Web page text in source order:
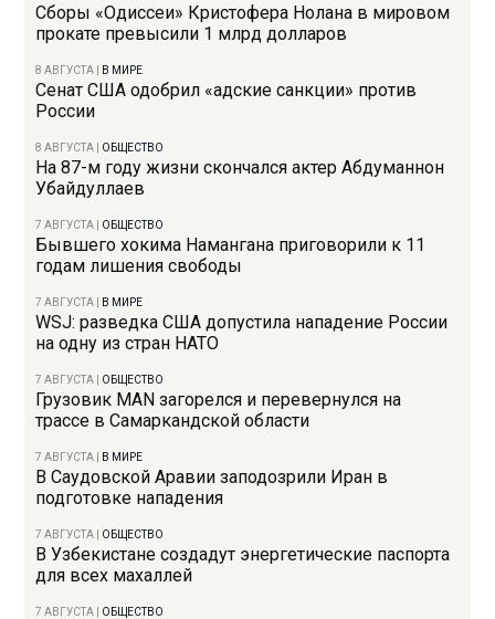
Сборы «Одиссеи» Кристофера Нолана в мировом
прокате превысили 1 млрд долларов
8 АВГУСТА В МИРЕ
Сенат США одобрил «адские санкции» против
России
8 АВГУСТА ОБЩЕСТВО
На 87-м году жизни скончался актер Абдуманнон
Убайдуллаев
7 АВГУСТА ОБЩЕСТВО
Бывшего хокима Намангана приговорили к 11
годам лишения свободы
7 АВГУСТА В МИРЕ
WSJ: разведка США допустила нападение России
на одну из стран НАТО
7 АВГУСТА ОБЩЕСТВО
Грузовик MAN загорелся и перевернулся на
трассе в Самаркандской области
7 АВГУСТА В МИРЕ
В Саудовской Аравии заподозрили Иран в
подготовке нападения
7 АВГУСТА ОБЩЕСТВО
В Узбекистане создадут энергетические паспорта
для всех махаллей
7 АВГУСТА ОБЩЕСТВО